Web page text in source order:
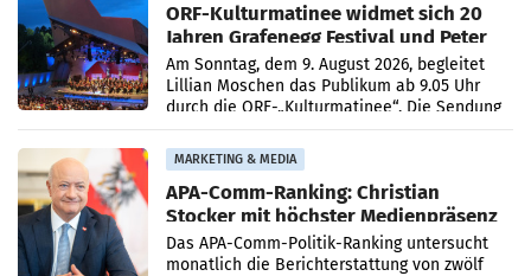
ORF-Kulturmatinee widmet sich 20
Jahren Grafenegg Festival und Peter
Simonischek
Am Sonntag, dem 9. August 2026, begleitet
Lillian Moschen das Publikum ab 9.05 Uhr
durch die ORF-„Kulturmatinee“. Die Sendung
startet mit der Dokumentation „20 Jahre
Grafenegg
MARKETING & MEDIA
APA-Comm-Ranking: Christian
Stocker mit höchster Medienpräsenz
im Juli
Das APA-Comm-Politik-Ranking untersucht
monatlich die Berichterstattung von zwölf